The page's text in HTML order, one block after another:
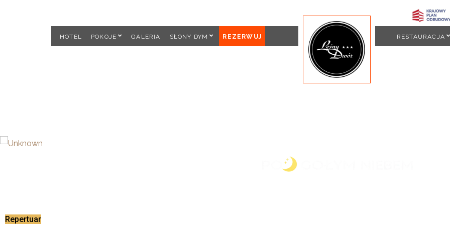
HOTEL
POKOJE GALERIA SŁONY DYM REZERWUJ RESTAURACJA
Repertuar